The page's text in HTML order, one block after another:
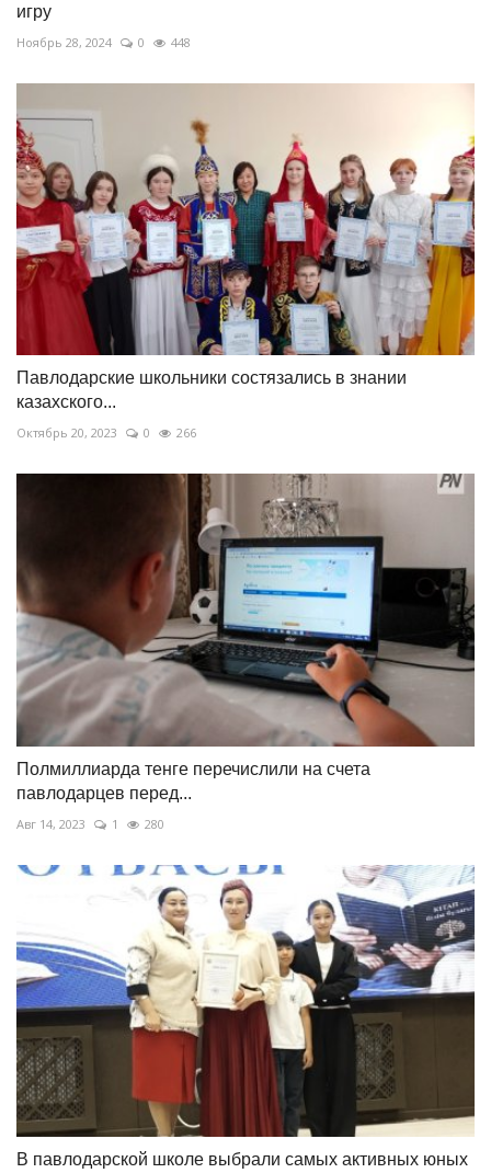
игру
Ноябрь 28, 2024 0 448
Павлодарские школьники состязались в знании
казахского...
Октябрь 20, 2023 0 266
Полмиллиарда тенге перечислили на счета
павлодарцев перед...
Авг 14, 2023 1 280
В павлодарской школе выбрали самых активных юных